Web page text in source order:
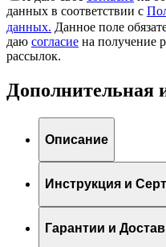
данных в соответствии с
данных. Данное поле
даю согласие на получение
рассылок.
Дополнительная
Описание
Инструкция и
Гарантии и